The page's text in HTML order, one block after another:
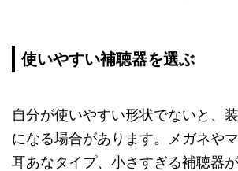
使いやすい補聴器を選ぶ
自分が使いやすい形状でないと、
になる場合があります。メガネや
耳あなタイプ、小さすぎる補聴器